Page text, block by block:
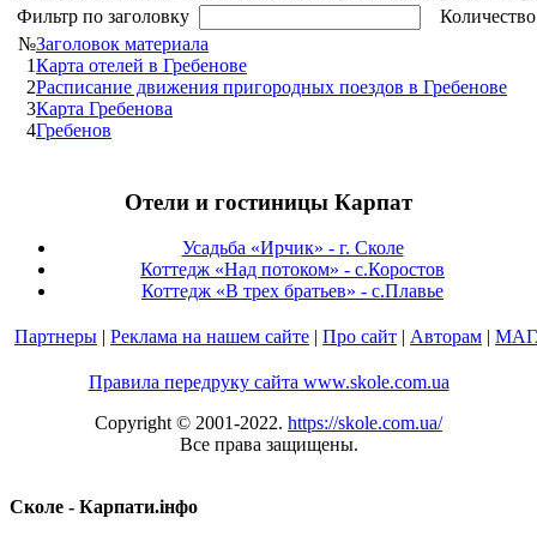
Фильтр по заголовку
№Заголовок материала
1Карта отелей в Гребенове
2Расписание движения пригородных поездов в Гребенове
3Карта Гребенова
4Гребенов
Отели и гостиницы Карпат
Усадьба «Ирчик» - г. Сколе
Коттедж «Над потоком» - с.Коростов
Коттедж «В трех братьев» - с.Плавье
Партнеры | Реклама на нашем сайте | Про сайт | Авторам |
Правила передруку сайта www.skole.com.ua
Copyright © 2001-2022. https://skole.com.ua/
Все права защищены.
Сколе - Карпати.інфо